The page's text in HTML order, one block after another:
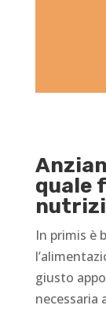
quale
In primis è
giusto
necessaria